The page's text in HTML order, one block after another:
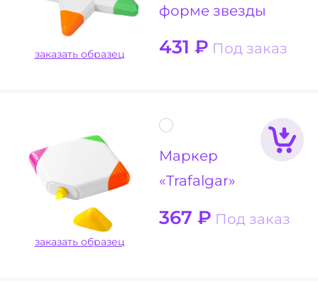
форме звезды
431 ₽ Под заказ
заказать образец
Маркер
«Trafalgar»
367 ₽ Под заказ
заказать образец